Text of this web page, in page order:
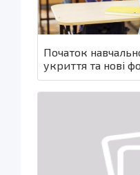
Початок
укриття та нові